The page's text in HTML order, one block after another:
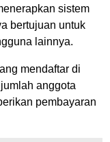
sistem
bertujuan untuk
lainnya.
mendaftar di
anggota
pembayaran